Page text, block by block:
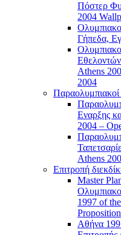
Πόστερ
2004
Γήπεδα,
Athens
2004
Εναρξης
2004 –
Athens
Επιτροπή
Master
1997 of
Proposition
Αθήνα